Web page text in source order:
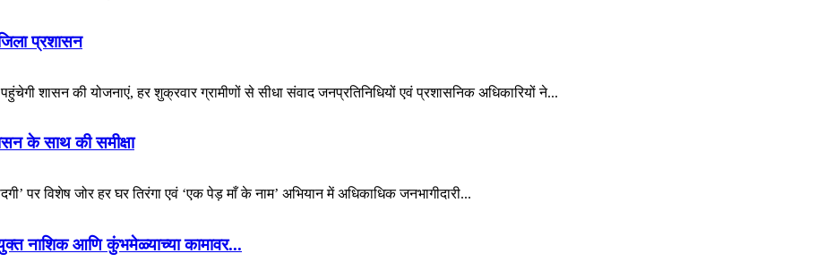
प्रशासन
शासन की योजनाएं, हर शुक्रवार ग्रामीणों से सीधा संवाद जनप्रतिनिधियों एवं प्रशासनिक अधिकारियों ने...
के साथ की समीक्षा
पर विशेष जोर हर घर तिरंगा एवं ‘एक पेड़ माँ के नाम’ अभियान में अधिकाधिक जनभागीदारी...
नाशिक आणि कुंभमेळ्याच्या कामावर...